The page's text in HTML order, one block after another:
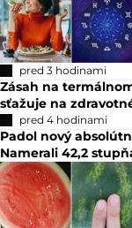
pred 3 hodinami
Zásah na
sťažuje na
pred 4 hodinami
Padol nový
Namerali 42,2